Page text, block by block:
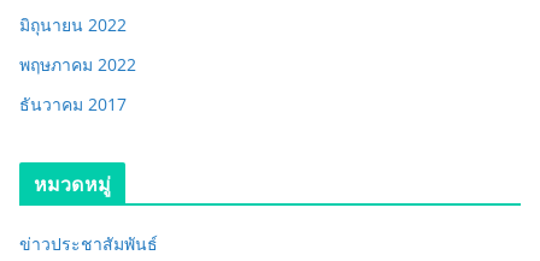
มิถุนายน 2022
พฤษภาคม 2022
ธันวาคม 2017
หมวดหมู่
ข่าวประชาสัมพันธ์